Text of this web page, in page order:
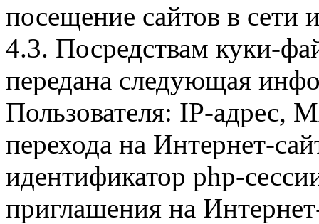
посещение сайтов в сети
4.3. Посредствам куки-
передана следующая
Пользователя: IP-адрес,
перехода на Интернет-
идентификатор php-
приглашения на